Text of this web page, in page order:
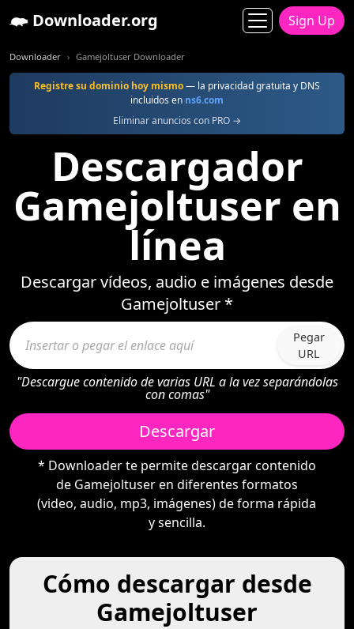
Downloader.org Sign Up
Downloader Gamejoltuser Downloader
Registre su dominio hoy mismo— la privacidad gratuita y DNS
incluidos en ns6.com
Eliminar anuncios con PRO →
Descargador
Gamejoltuser en
línea
Descargar vídeos, audio e imágenes desde
Gamejoltuser *
Pegar
URL
"Descargue contenido de varias URL a la vez separándolas
con comas"
Descargar
* Downloader te permite descargar contenido
de Gamejoltuser en diferentes formatos
(video, audio, mp3, imágenes) de forma rápida
y sencilla.
Cómo descargar desde
Gamejoltuser